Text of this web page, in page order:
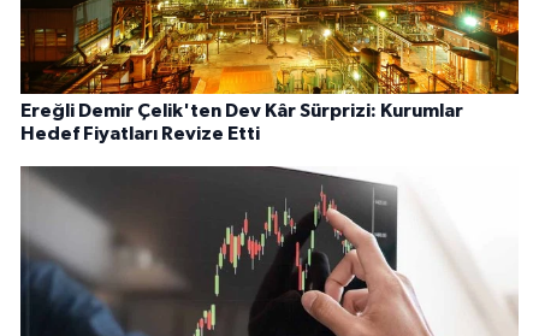
Ereğli Demir Çelik'ten Dev Kâr Sürprizi: Kurumlar
Hedef Fiyatları Revize Etti